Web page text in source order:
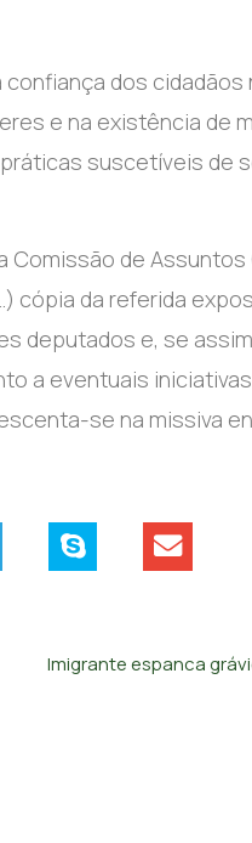
dos cidadãos
e na existência de
suscetíveis de
Comissão de
cópia da referida
deputados e, se
a eventuais
se na missiva
Imigrante espanca